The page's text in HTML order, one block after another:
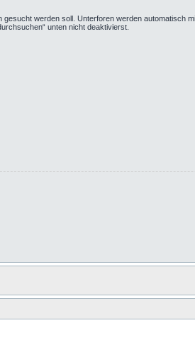
werden soll. Unterforen werden automatisch
unten nicht deaktivierst.